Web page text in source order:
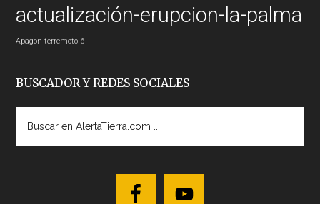
actualización-erupcion-la-palma
Apagon terremoto 6
BUSCADOR Y REDES SOCIALES
AlertaTierra.com